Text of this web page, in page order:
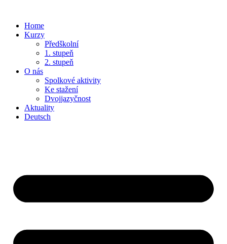
Home
Kurzy
Předškolní
1. stupeň
2. stupeň
O nás
Spolkové aktivity
Ke stažení
Dvojjazyčnost
Aktuality
Deutsch